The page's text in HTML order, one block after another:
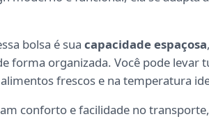
bolsa é sua capacidade espaçosa
forma organizada. Você pode levar
frescos e na temperatura
conforto e facilidade no